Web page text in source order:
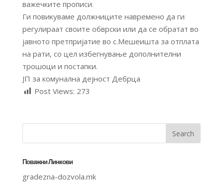
важечките прописи.
Ги повикуваме должниците навремено да ги
регулираат своите обврски или да се обратат во
јавното претпријатие во с.Мешеишта за отплата
на рати, со цел избегнување дополнителни
трошоци и постапки.
ЈП за комунална дејност Дебрца
Post Views: 273
Поважни Линкови
gradezna-dozvola.mk